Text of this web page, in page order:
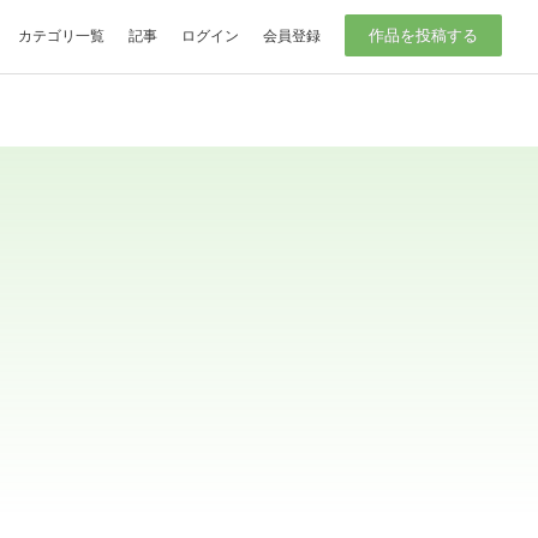
カテゴリ一覧 記事 ログイン 会員登録 作品を投稿する